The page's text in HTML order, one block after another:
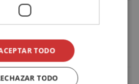
de este deporte
30 noviembre, 2021
TODO
TODO